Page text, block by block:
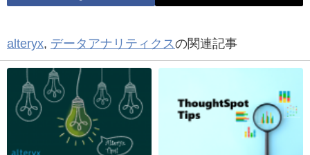
alteryx, データアナリティクスの関連記事